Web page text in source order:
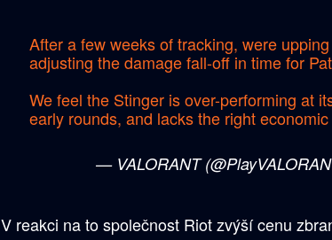
After a few weeks of tracking, were
adjusting the damage fall-off in time for
We feel the Stinger is over-performing at
early rounds, and lacks the right
— VALORANT
V reakci na to společnost Riot zvýší cenu